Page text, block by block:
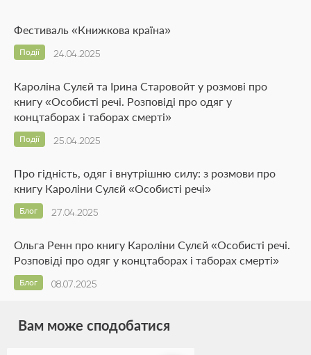
Фестиваль «Книжкова країна»
24.04.2025
Події
Кароліна Сулєй та Ірина Старовойт у розмові про
книгу «Особисті речі. Розповіді про одяг у
концтаборах і таборах смерті»
25.04.2025
Події
Про гідність, одяг і внутрішню силу: з розмови про
книгу Кароліни Сулєй «Особисті речі»
27.04.2025
Блог
Ольга Ренн про книгу Кароліни Сулєй «Особисті речі.
Розповіді про одяг у концтаборах і таборах смерті»
08.07.2025
Блог
Вам може сподобатися